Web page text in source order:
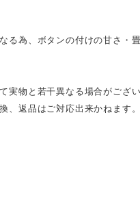
る為、ボタンの付けの甘さ・
実物と若干異なる場合がござい
、返品はご対応出来かねます。